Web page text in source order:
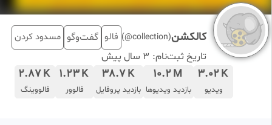
کالکشن(collection@) فالو گفت‌وگو مسدود کردن
تاریخ ثبت‌نام: 3 سال پیش
3.02K
ویدیو
10.2M
بازدید ویدیوها
38.7K
بازدید پروفایل
1.23K
فالوور
2.87K
فالووینگ